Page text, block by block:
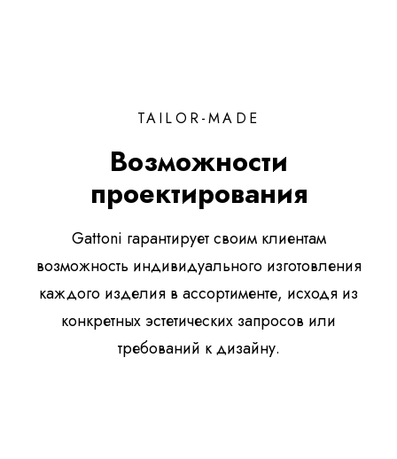
TAILOR-MADE
Возможности
проектирования
Gattoni гарантирует своим клиентам
возможность индивидуального изготовления
каждого изделия в ассортименте, исходя из
конкретных эстетических запросов или
требований к дизайну.